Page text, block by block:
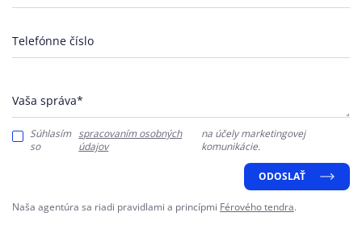
Telefónne číslo
Vaša správa*
Súhlasím
so
spracovaním osobných
údajov
na účely marketingovej
komunikácie.
ODOSLAŤ
Naša agentúra sa riadi pravidlami a princípmi Férového tendra.